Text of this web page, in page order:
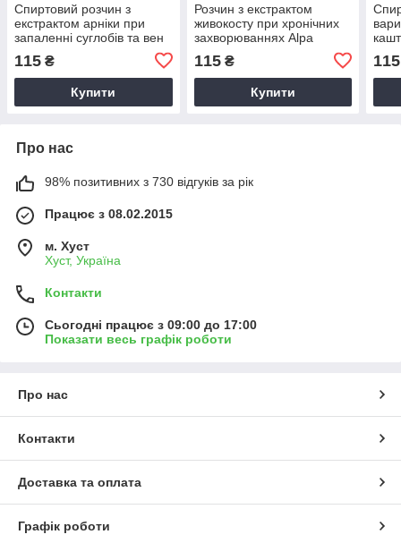
Спиртовий розчин з
екстрактом арніки при
запаленні суглобів та вен
Alpa Francovka Arnika 60
мл
115 ₴
Купити
Розчин з екстрактом
живокосту при хронічних
захворюваннях Alpa
Francovka Kostival 60 мл
115₴
Купити
115
Про нас
98% позитивних з 730 відгуків за рік
Працює з 08.02.2015
м. Хуст
Хуст, Україна
Контакти
Сьогодні працює з 09:00 до 17:00
Показати весь графік роботи
Про нас
Контакти
Доставка та оплата
Графік роботи